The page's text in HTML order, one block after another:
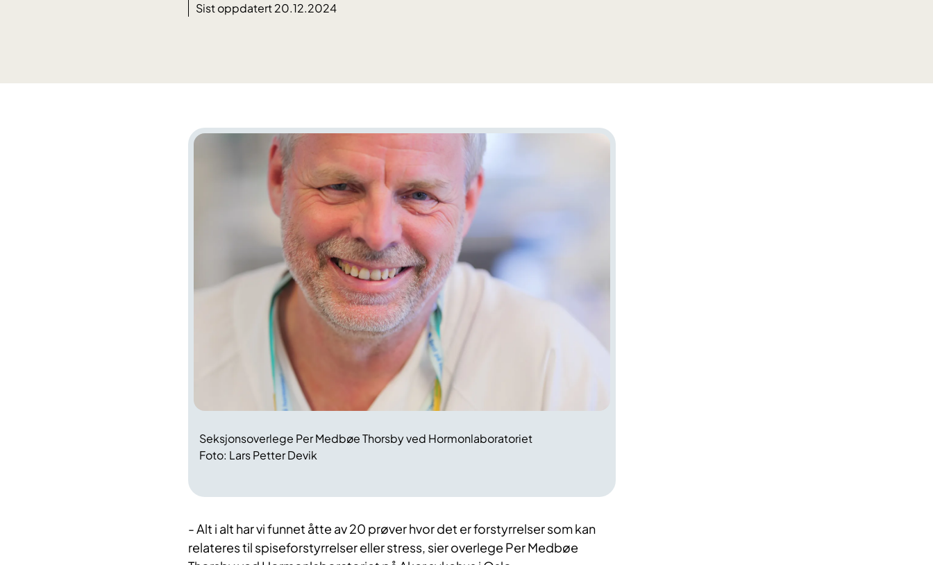
Sist oppdatert 20.12.2024
Seksjonsoverlege Per Medbøe Thorsby ved Hormonlaboratoriet
Foto: Lars Petter Devik
- Alt i alt har vi funnet åtte av 20 prøver hvor det er forstyrrelser som kan
relateres til spiseforstyrrelser eller stress, sier overlege Per Medbøe